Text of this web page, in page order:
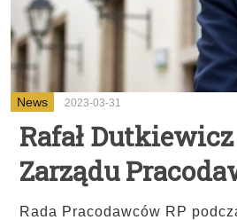
News 2023-03-31
Rafał
Zarządu
Rada Pracodawców RP